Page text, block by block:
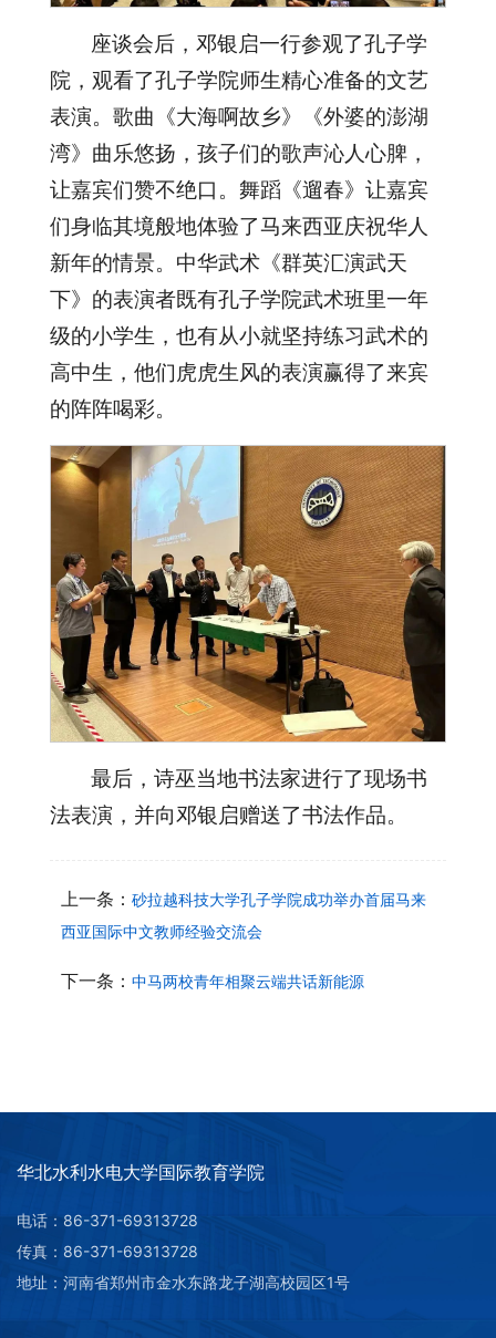
座谈会后，邓银启一行参观了孔子学
院，观看了孔子学院师生精心准备的文艺
表演。歌曲《大海啊故乡》《外婆的澎湖
湾》曲乐悠扬，孩子们的歌声沁人心脾，
让嘉宾们赞不绝口。舞蹈《遛春》让嘉宾
们身临其境般地体验了马来西亚庆祝华人
新年的情景。中华武术《群英汇演武天
下》的表演者既有孔子学院武术班里一年
级的小学生，也有从小就坚持练习武术的
高中生，他们虎虎生风的表演赢得了来宾
的阵阵喝彩。
最后，诗巫当地书法家进行了现场书
法表演，并向邓银启赠送了书法作品。
上一条： 砂拉越科技大学孔子学院成功举办首届马来
西亚国际中文教师经验交流会
下一条： 中马两校青年相聚云端共话新能源
华北水利水电大学国际教育学院
电话：86-371-69313728
传真：86-371-69313728
地址：河南省郑州市金水东路龙子湖高校园区1号